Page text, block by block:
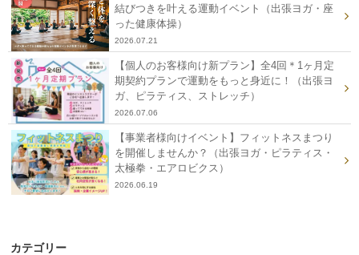
結びつきを叶える運動イベント（出張ヨガ・座
った健康体操）
2026.07.21
【個人のお客様向け新プラン】全4回＊1ヶ月定
期契約プランで運動をもっと身近に！（出張ヨ
ガ、ピラティス、ストレッチ）
2026.07.06
【事業者様向けイベント】フィットネスまつり
を開催しませんか？（出張ヨガ・ピラティス・
太極拳・エアロビクス）
2026.06.19
カテゴリー